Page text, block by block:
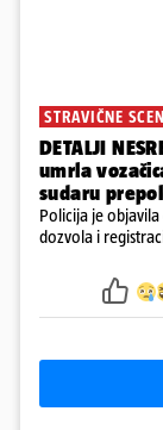
STRAVIČNE
DETALJI
umrla
sudaru
Policija je
dozvola i